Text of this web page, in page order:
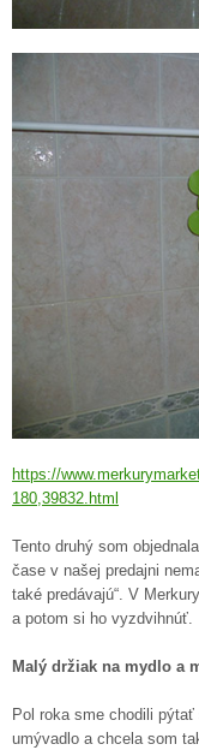
https://
180,39832.html
Tento druhý som
čase v našej predajni
také predávajú“. V
a potom si ho vyzdvihnúť.
Malý držiak na mydlo a
Pol roka sme chodili
umývadlo a chcela som